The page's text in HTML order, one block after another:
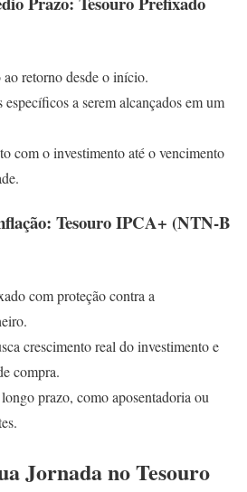
retorno desde o início.
a serem alcançados em um
com o investimento até o vencimento
Tesouro IPCA+ (NTN-B
com proteção contra a
crescimento real do investimento e
compra.
prazo, como aposentadoria ou
Jornada no Tesouro